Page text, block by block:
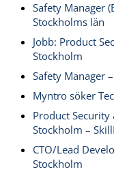
Safety Manager
Stockholms län
Jobb: Product
Stockholm
Safety Manager
Myntro söker
Product Security
Stockholm –
CTO/Lead
Stockholm